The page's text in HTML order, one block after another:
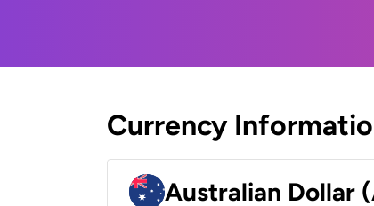
Currency
Australian Dollar